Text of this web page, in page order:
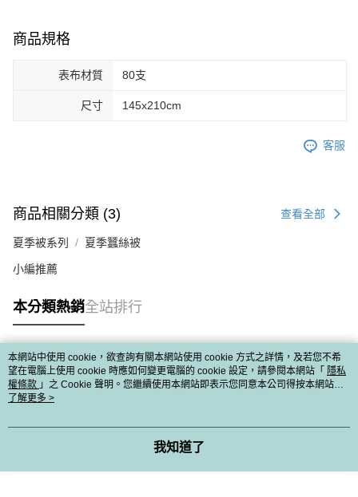
商品規格
表布材質 80支
尺寸 145x210cm
客服
商品相關分類 (3) 查看全部
夏季被系列 夏季蠶絲被
小編推薦
本分類熱銷全站排行
熱門標籤
本網站中使用 cookie，欲查詢有關本網站使用 cookie 方式之詳情，及若您不希
望在電腦上使用 cookie 時應如何變更電腦的 cookie 設定，請參閱本網站「 隱私
權條款 」之 Cookie 聲明。您繼續使用本網站即表示您同意本公司得按本網站使
用條款之 Cookie 聲明使用 cookie。
了解更多 >
我知道了